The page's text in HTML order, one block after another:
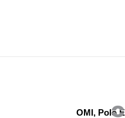
OMI, Polo